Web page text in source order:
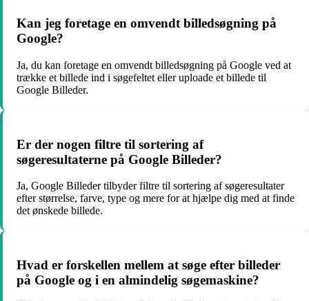
Kan jeg foretage en omvendt billedsøgning på
Google?
Ja, du kan foretage en omvendt billedsøgning på Google ved at
trække et billede ind i søgefeltet eller uploade et billede til
Google Billeder.
Er der nogen filtre til sortering af
søgeresultaterne på Google Billeder?
Ja, Google Billeder tilbyder filtre til sortering af søgeresultater
efter størrelse, farve, type og mere for at hjælpe dig med at finde
det ønskede billede.
Hvad er forskellen mellem at søge efter billeder
på Google og i en almindelig søgemaskine?